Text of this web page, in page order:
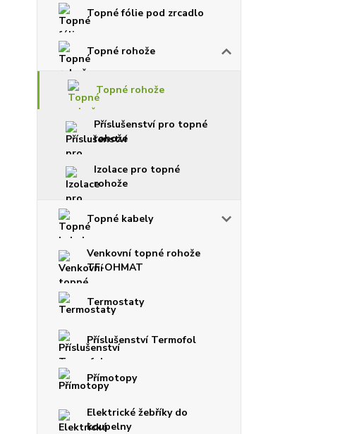
Topné fólie pod zrcadlo
Topné rohože
Topné rohože
Příslušenství pro topné
rohože
Izolace pro topné
rohože
Topné kabely
Venkovní topné rohože
TF-OHMAT
Termostaty
Příslušenství Termofol
Přímotopy
Elektrické žebříky do
koupelny